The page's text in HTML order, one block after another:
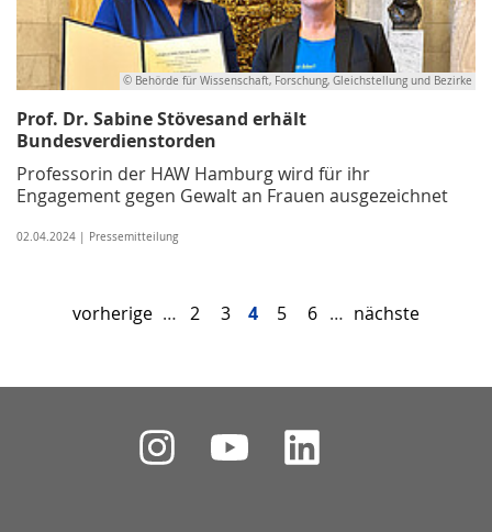
© Behörde für Wissenschaft, Forschung, Gleichstellung und Bezirke
Prof. Dr. Sabine Stövesand erhält
Bundesverdienstorden
Professorin der HAW Hamburg wird für ihr
Engagement gegen Gewalt an Frauen ausgezeichnet
02.04.2024 | Pressemitteilung
vorherige … 2 3 4 5 6 … nächste